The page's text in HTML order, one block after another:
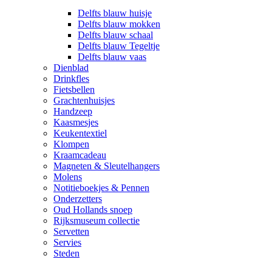
Delfts blauw huisje
Delfts blauw mokken
Delfts blauw schaal
Delfts blauw Tegeltje
Delfts blauw vaas
Dienblad
Drinkfles
Fietsbellen
Grachtenhuisjes
Handzeep
Kaasmesjes
Keukentextiel
Klompen
Kraamcadeau
Magneten & Sleutelhangers
Molens
Notitieboekjes & Pennen
Onderzetters
Oud Hollands snoep
Rijksmuseum collectie
Servetten
Servies
Steden